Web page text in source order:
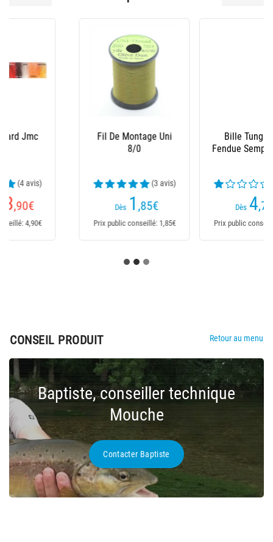
Bille Tungstène
(1 avis)
Prix public conseillé: 4,70€
Bille Tungstène
Fendue Sempe Bfco
(1 avis)
Prix public conseillé: 4,70€
CONSEIL PRODUIT Retour au menu
Baptiste, conseiller technique
Mouche
Contacter Baptiste